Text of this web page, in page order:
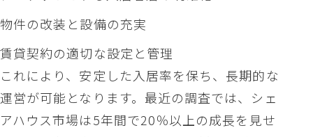
物件の改装と設備の充実
賃貸契約の適切な設定と管理
これにより、安定した入居率を保ち、長期的な
運営が可能となります。最近の調査では、シェ
アハウス市場は5年間で20％以上の成長を見せ